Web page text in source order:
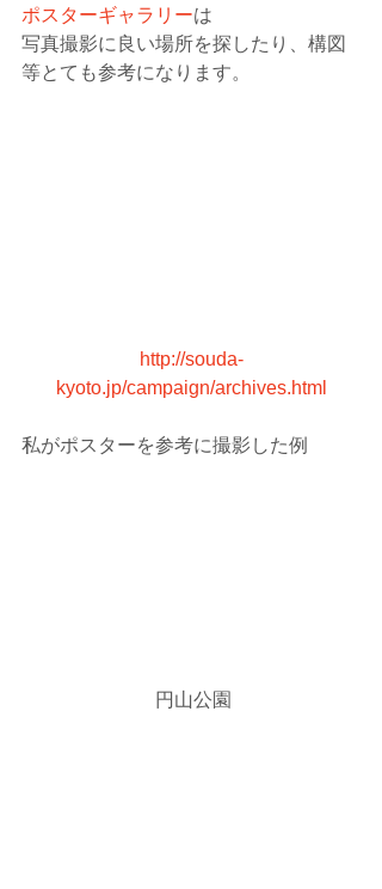
ポスターギャラリーは
写真撮影に良い場所を探したり、構図
等とても参考になります。
http://souda-
kyoto.jp/campaign/archives.html
私がポスターを参考に撮影した例
円山公園